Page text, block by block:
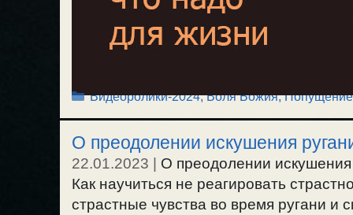
Рубрики
Видеоролики-2024,Воля Божия, Попущение
О преодолении искушения
22.01.2023 | О преодолении
Как научиться не реагировать
страстные чувства во время ругани и